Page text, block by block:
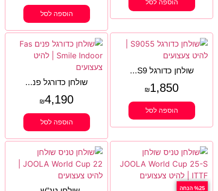
הוספה לסל
הוספה לסל
שולחן כדורגל S9...
₪1,850
הוספה לסל
שולחן כדורגל פנ...
₪4,190
הוספה לסל
%25 הנחה